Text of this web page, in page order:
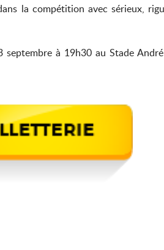
la compétition avec sérieux,
à 19h30 au Stade